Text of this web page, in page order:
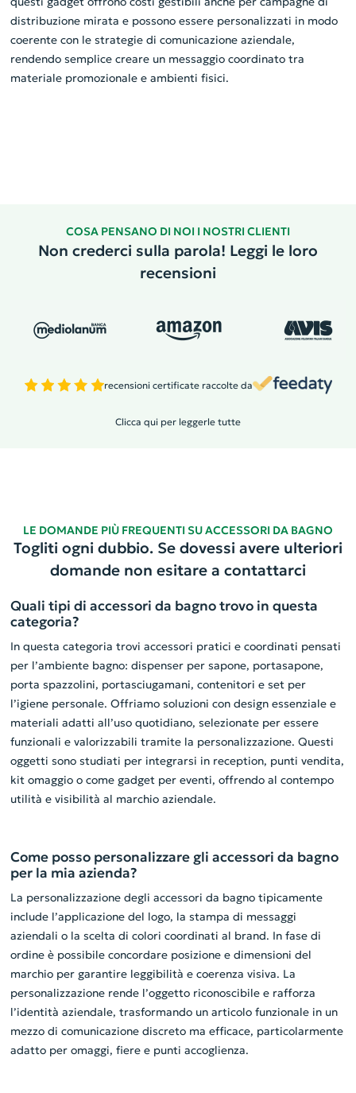
distribuzione mirata e possono essere personalizzati in modo
coerente con le strategie di comunicazione aziendale,
rendendo semplice creare un messaggio coordinato tra
materiale promozionale e ambienti fisici.
COSA PENSANO DI NOI I NOSTRI CLIENTI
Non crederci sulla parola! Leggi le loro
recensioni
recensioni certificate raccolte da
Clicca qui per leggerle tutte
LE DOMANDE PIÙ FREQUENTI SU ACCESSORI DA BAGNO
Togliti ogni dubbio. Se dovessi avere ulteriori
domande non esitare a contattarci
Quali tipi di accessori da bagno trovo in questa
categoria?
In questa categoria trovi accessori pratici e coordinati pensati
per l’ambiente bagno: dispenser per sapone, portasapone,
porta spazzolini, portasciugamani, contenitori e set per
l’igiene personale. Offriamo soluzioni con design essenziale e
materiali adatti all’uso quotidiano, selezionate per essere
funzionali e valorizzabili tramite la personalizzazione. Questi
oggetti sono studiati per integrarsi in reception, punti vendita,
kit omaggio o come gadget per eventi, offrendo al contempo
utilità e visibilità al marchio aziendale.
Come posso personalizzare gli accessori da bagno
per la mia azienda?
La personalizzazione degli accessori da bagno tipicamente
include l’applicazione del logo, la stampa di messaggi
aziendali o la scelta di colori coordinati al brand. In fase di
ordine è possibile concordare posizione e dimensioni del
marchio per garantire leggibilità e coerenza visiva. La
personalizzazione rende l’oggetto riconoscibile e rafforza
l’identità aziendale, trasformando un articolo funzionale in un
mezzo di comunicazione discreto ma efficace, particolarmente
adatto per omaggi, fiere e punti accoglienza.